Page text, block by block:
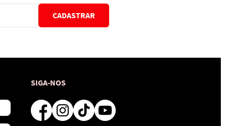
CADASTRAR
SIGA-NOS